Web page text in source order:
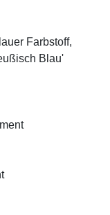
Farbstoff,
Blau'